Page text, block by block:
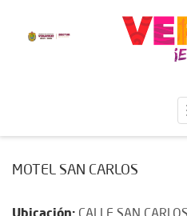
MOTEL SAN CARLOS